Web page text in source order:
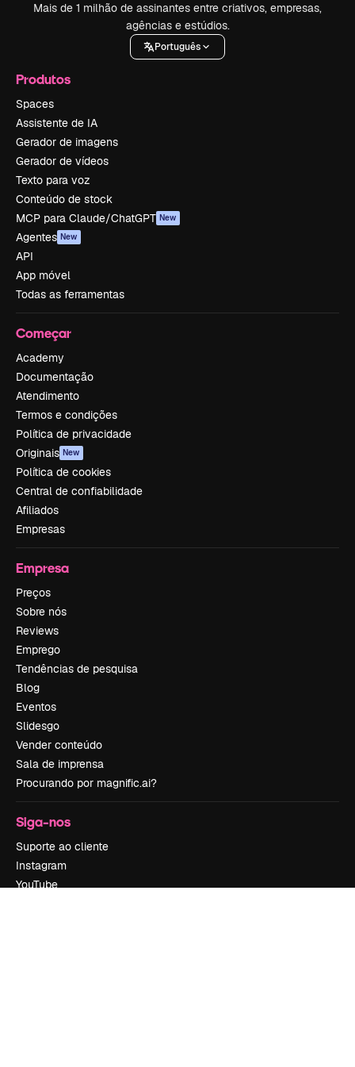
Mais de 1 milhão de assinantes entre criativos, empresas,
agências e estúdios.
Português
Produtos
Spaces
Assistente de IA
Gerador de imagens
Gerador de vídeos
Texto para voz
Conteúdo de stock
MCP para Claude/ChatGPT New
Agentes New
API
App móvel
Todas as ferramentas
Começar
Academy
Documentação
Atendimento
Termos e condições
Política de privacidade
Originais New
Política de cookies
Central de confiabilidade
Afiliados
Empresas
Empresa
Preços
Sobre nós
Reviews
Emprego
Tendências de pesquisa
Blog
Eventos
Slidesgo
Vender conteúdo
Sala de imprensa
Procurando por magnific.ai?
Siga-nos
Suporte ao cliente
Instagram
YouTube